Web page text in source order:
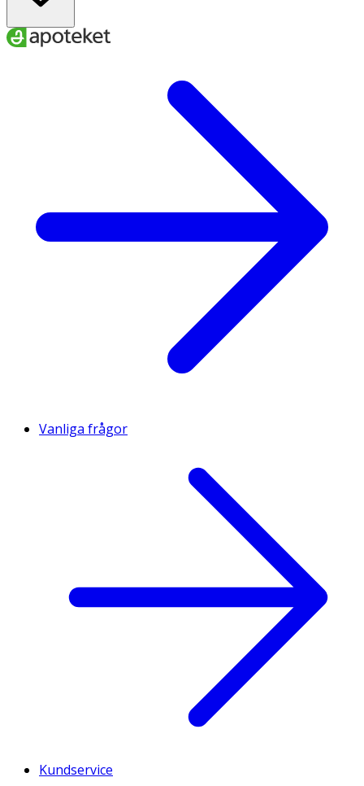
Vanliga frågor
Kundservice